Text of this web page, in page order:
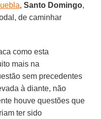
,Santo Domingo,
de caminhar
como esta
mais na
sem precedentes
à diante, não
houve questões que
ter sido